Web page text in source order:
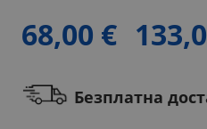
68,00 €
Безплатна